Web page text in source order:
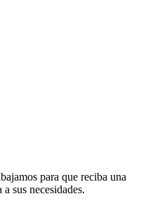
para que reciba una
sus necesidades.